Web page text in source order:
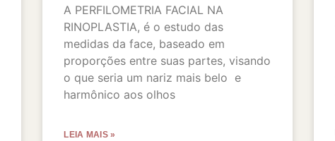
A PERFILOMETRIA FACIAL NA
RINOPLASTIA, é o estudo das
medidas da face, baseado em
proporções entre suas partes, visando
o que seria um nariz mais belo e
harmônico aos olhos
LEIA MAIS »